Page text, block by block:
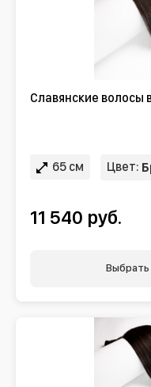
Славянские волосы
65 см Цвет:
11 540 руб.
Выбрать